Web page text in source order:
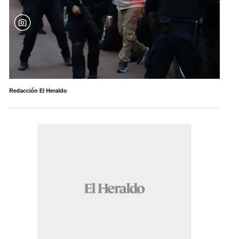
Pedido por EEUU
“Me pidió pollo para cenar y que tengamos fe”:
hija de extraditado
Redacción El Heraldo